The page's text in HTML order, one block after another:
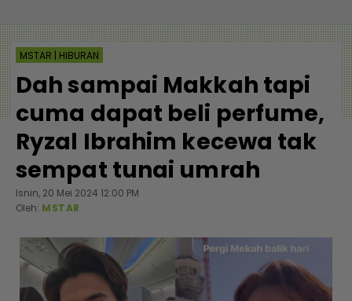
MSTAR | HIBURAN
Dah sampai Makkah tapi
cuma dapat beli perfume,
Ryzal Ibrahim kecewa tak
sempat tunai umrah
Isnin, 20 Mei 2024 12:00 PM
Oleh: MSTAR